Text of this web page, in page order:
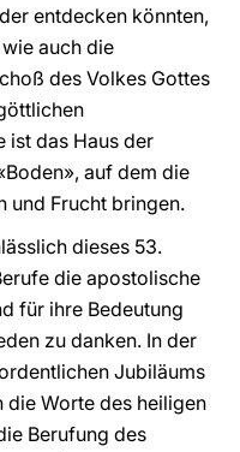
entdecken könnten,
auch die
des Volkes Gottes
ist das Haus der
auf dem die
und Frucht bringen.
dieses 53.
die apostolische
für ihre Bedeutung
zu danken. In der
Jubiläums
die Worte des heiligen
Berufung des